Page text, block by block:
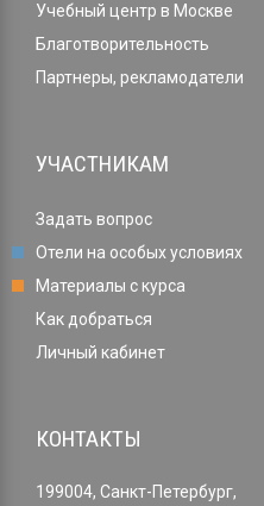
Учебный центр в Москве
Благотворительность
Партнеры, рекламодатели
УЧАСТНИКАМ
Задать вопрос
Отели на особых условиях
Материалы с курса
Как добраться
Личный кабинет
КОНТАКТЫ
199004, Санкт-Петербург,